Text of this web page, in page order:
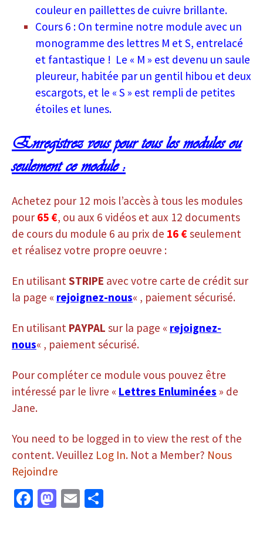
couleur en paillettes de cuivre brillante.
Cours 6 : On termine notre module avec un
monogramme des lettres M et S, entrelacé
et fantastique ! Le « M » est devenu un saule
pleureur, habitée par un gentil hibou et deux
escargots, et le « S » est rempli de petites
étoiles et lunes.
Enregistrez vous pour tous les modules ou
seulement ce module :
Achetez pour 12 mois l’accès à tous les modules
pour 65 €, ou aux 6 vidéos et aux 12 documents
de cours du module 6 au prix de 16 €seulement
et réalisez votre propre oeuvre :
En utilisant STRIPE avec votre carte de crédit sur
la page « rejoignez-nous« , paiement sécurisé.
En utilisant PAYPAL sur la page « rejoignez-
nous« , paiement sécurisé.
Pour compléter ce module vous pouvez être
intéressé par le livre « Lettres Enluminées » de
Jane.
You need to be logged in to view the rest of the
content. Veuillez Log In. Not a Member? Nous
Rejoindre
Fa M E